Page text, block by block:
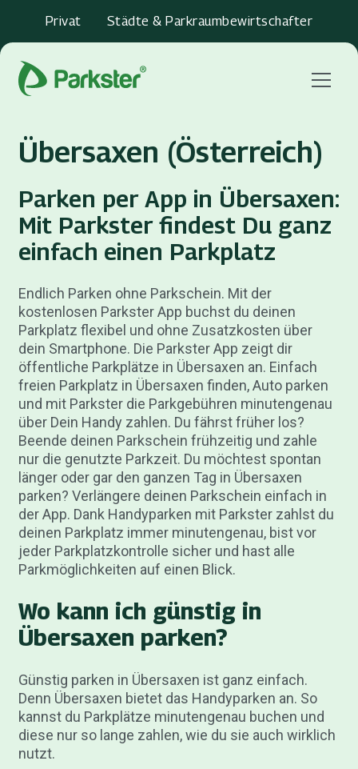
Privat Städte & Parkraumbewirtschafter
Menu
Übersaxen (Österreich)
Parken per App in Übersaxen:
Mit Parkster findest Du ganz
einfach einen Parkplatz
Endlich Parken ohne Parkschein. Mit der
kostenlosen Parkster App buchst du deinen
Parkplatz flexibel und ohne Zusatzkosten über
dein Smartphone. Die Parkster App zeigt dir
öffentliche Parkplätze in Übersaxen an. Einfach
freien Parkplatz in Übersaxen finden, Auto parken
und mit Parkster die Parkgebühren minutengenau
über Dein Handy zahlen. Du fährst früher los?
Beende deinen Parkschein frühzeitig und zahle
nur die genutzte Parkzeit. Du möchtest spontan
länger oder gar den ganzen Tag in Übersaxen
parken? Verlängere deinen Parkschein einfach in
der App. Dank Handyparken mit Parkster zahlst du
deinen Parkplatz immer minutengenau, bist vor
jeder Parkplatzkontrolle sicher und hast alle
Parkmöglichkeiten auf einen Blick.
Wo kann ich günstig in
Übersaxen parken?
Günstig parken in Übersaxen ist ganz einfach.
Denn Übersaxen bietet das Handyparken an. So
kannst du Parkplätze minutengenau buchen und
diese nur so lange zahlen, wie du sie auch wirklich
nutzt.